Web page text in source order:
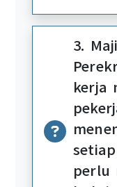
3.
kerja
perlu